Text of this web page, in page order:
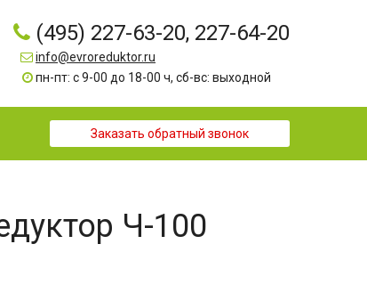
(495) 227-63-20, 227-64-20
info@evroreduktor.ru
пн-пт: с 9-00 до 18-00 ч, сб-вс: выходной
Заказать обратный звонок
Ч-100